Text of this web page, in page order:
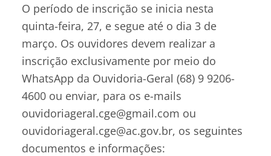
O período de inscrição se inicia nesta
quinta-feira, 27, e segue até o dia 3 de
março. Os ouvidores devem realizar a
inscrição exclusivamente por meio do
WhatsApp da Ouvidoria-Geral (68) 9 9206-
4600 ou enviar, para os e-mails
ouvidoriageral.cge@gmail.com ou
ouvidoriageral.cge@ac.gov.br, os seguintes
documentos e informações: